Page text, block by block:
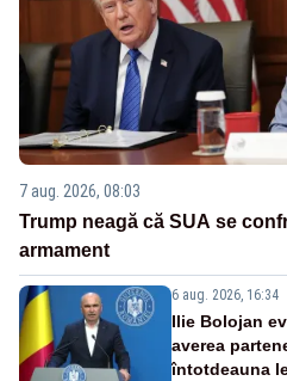
7 aug. 2026, 08:03
Trump neagă că SUA se
armament
6 aug. 2026, 16:34
Ilie Bolojan
averea
întotdeauna